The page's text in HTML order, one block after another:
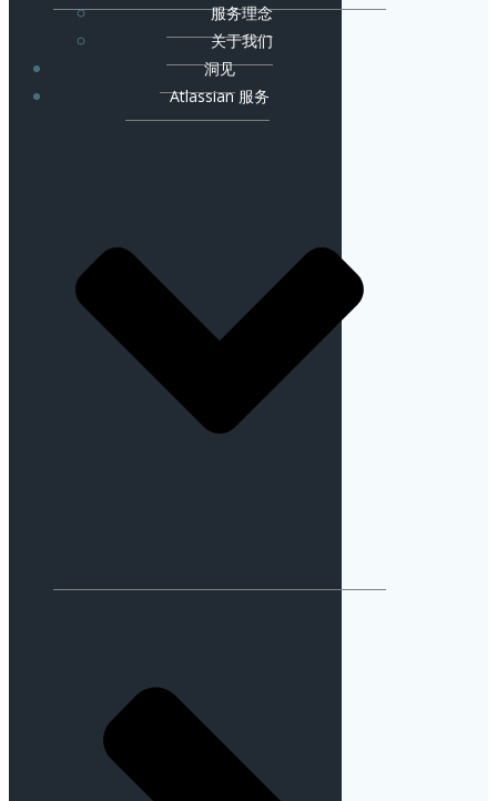
服务理念
关于我们
洞见
Atlassian 服务